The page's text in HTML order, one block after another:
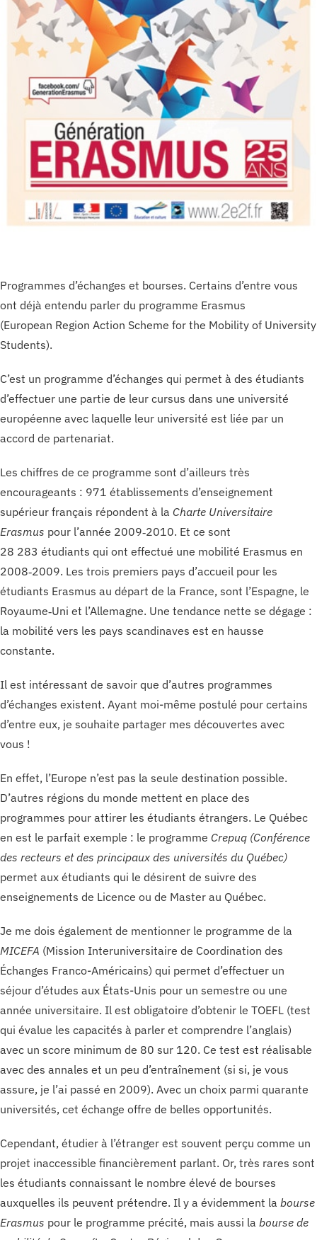
Programmes d’échanges et bourses. Certains d’entre vous
ont déjà entendu parler du programme Erasmus
(European Region Action Scheme for the Mobility of University
Students).
C’est un programme d’échanges qui permet à des étudiants
d’effectuer une partie de leur cursus dans une université
européenne avec laquelle leur université est liée par un
accord de partenariat.
Les chiffres de ce programme sont d’ailleurs très
encourageants : 971 établissements d’enseignement
supérieur français répondent à la Charte Universitaire
Erasmus pour l’année 2009‑2010. Et ce sont
28 283 étudiants qui ont effectué une mobilité Erasmus en
2008‑2009. Les trois premiers pays d’accueil pour les
étudiants Erasmus au départ de la France, sont l’Espagne, le
Royaume‑Uni et l’Allemagne. Une tendance nette se dégage :
la mobilité vers les pays scandinaves est en hausse
constante.
Il est intéressant de savoir que d’autres programmes
d’échanges existent. Ayant moi-même postulé pour certains
d’entre eux, je souhaite partager mes découvertes avec
vous !
En effet, l’Europe n’est pas la seule destination possible.
D’autres régions du monde mettent en place des
programmes pour attirer les étudiants étrangers. Le Québec
en est le parfait exemple : le programme Crepuq (Conférence
des recteurs et des principaux des universités du Québec)
permet aux étudiants qui le désirent de suivre des
enseignements de Licence ou de Master au Québec.
Je me dois également de mentionner le programme de la
MICEFA (Mission Interuniversitaire de Coordination des
Échanges Franco-Américains) qui permet d’effectuer un
séjour d’études aux États-Unis pour un semestre ou une
année universitaire. Il est obligatoire d’obtenir le TOEFL (test
qui évalue les capacités à parler et comprendre l’anglais)
avec un score minimum de 80 sur 120. Ce test est réalisable
avec des annales et un peu d’entraînement (si si, je vous
assure, je l’ai passé en 2009). Avec un choix parmi quarante
universités, cet échange offre de belles opportunités.
Cependant, étudier à l’étranger est souvent perçu comme un
projet inaccessible financièrement parlant. Or, très rares sont
les étudiants connaissant le nombre élevé de bourses
auxquelles ils peuvent prétendre. Il y a évidemment la bourse
Erasmus pour le programme précité, mais aussi la bourse de